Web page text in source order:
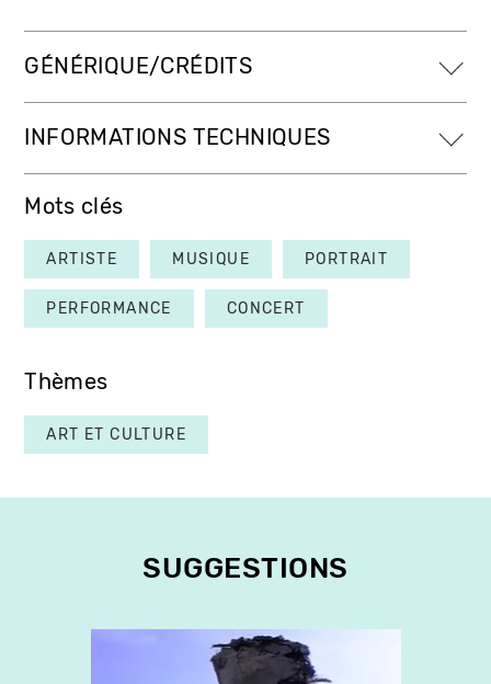
GÉNÉRIQUE/CRÉDITS
INFORMATIONS TECHNIQUES
Mots clés
ARTISTE MUSIQUE PORTRAIT
PERFORMANCE CONCERT
Thèmes
ART ET CULTURE
SUGGESTIONS